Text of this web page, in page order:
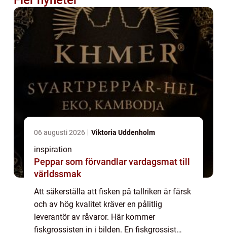
06 augusti 2026 Viktoria Uddenholm
inspiration
Peppar som förvandlar vardagsmat till
världssmak
Att säkerställa att fisken på tallriken är färsk
och av hög kvalitet kräver en pålitlig
leverantör av råvaror. Här kommer
fiskgrossisten in i bilden. En fiskgrossist